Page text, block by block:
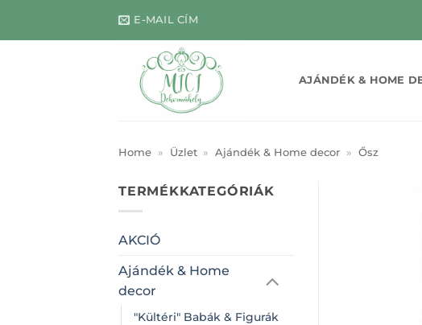
E-MAIL CÍM
AJÁNDÉK & HOME
Home » Üzlet » Ajándék & Home decor » Ősz
TERMÉKKATEGÓRIÁK
AKCIÓ
Ajándék & Home
decor
"Kültéri" Babák & Figurák